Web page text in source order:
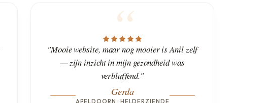
"Mooie website, maar nog mooier is Anil zelf
— zijn inzicht in mijn gezondheid was
verbluffend."
Gerda
APELDOORN · HELDERZIENDE